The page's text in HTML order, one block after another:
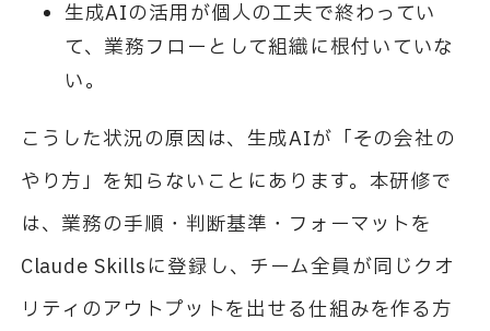
生成AIの活用が個人の工夫で終わってい
て、業務フローとして組織に根付いていな
い。
こうした状況の原因は、生成AIが「その会社の
やり方」を知らないことにあります。本研修で
は、業務の手順・判断基準・フォーマットを
Claude Skillsに登録し、チーム全員が同じクオ
リティのアウトプットを出せる仕組みを作る方